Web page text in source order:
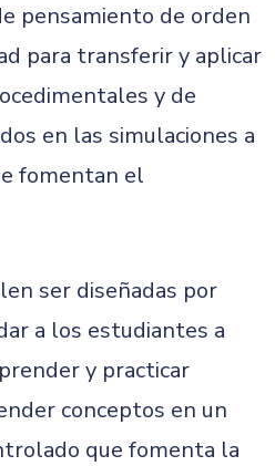
pensamiento de orden
para transferir y aplicar
y de
en las simulaciones a
fomentan el
ser diseñadas por
a los estudiantes a
y practicar
conceptos en un
que fomenta la